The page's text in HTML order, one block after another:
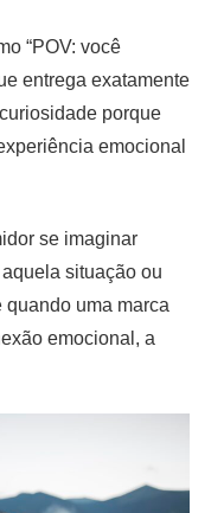
“POV: você
entrega exatamente
porque
emocional
se imaginar
situação ou
uma marca
emocional, a